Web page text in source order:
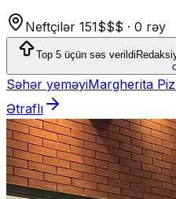
Neftçilər 151$$$ · 0 rəy
Top 5 üçün səs verildi
Səhər yeməyiMargherita
Ətraflı